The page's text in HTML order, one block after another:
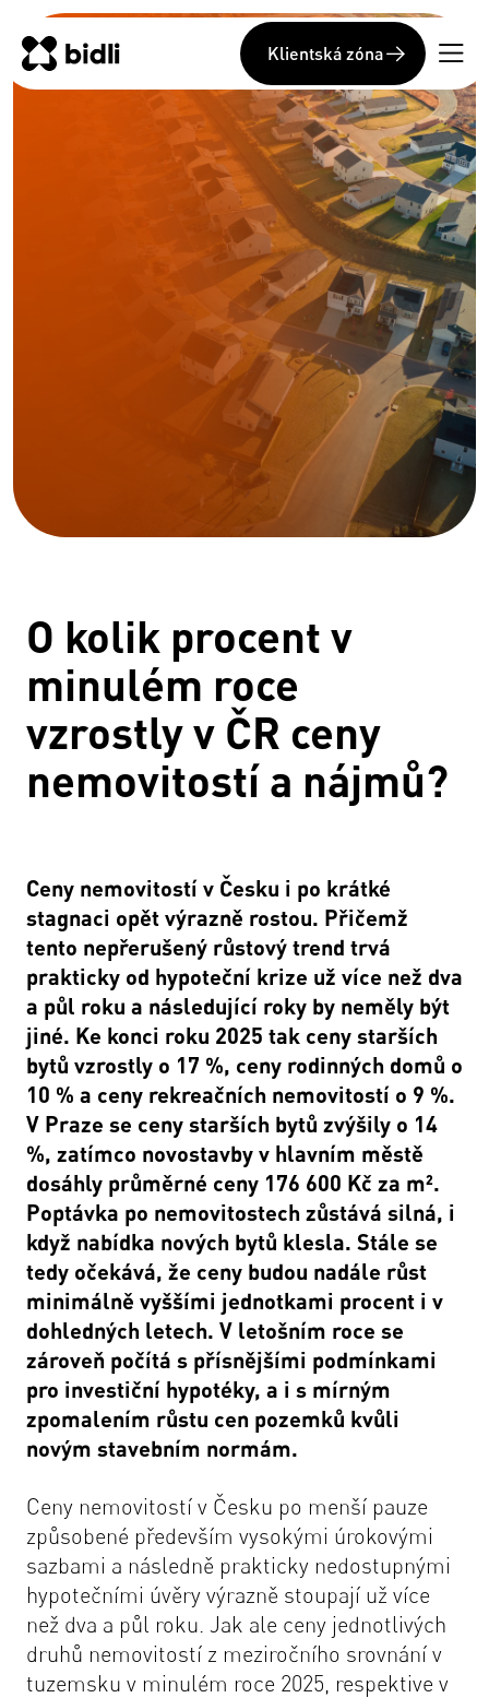
Klientská zóna
O kolik procent v
minulém roce
vzrostly v ČR ceny
nemovitostí a nájmů?
Ceny nemovitostí v Česku i po krátké
stagnaci opět výrazně rostou. Přičemž
tento nepřerušený růstový trend trvá
prakticky od hypoteční krize už více než dva
a půl roku a následující roky by neměly být
jiné. Ke konci roku 2025 tak ceny starších
bytů vzrostly o 17 %, ceny rodinných domů o
10 % a ceny rekreačních nemovitostí o 9 %.
V Praze se ceny starších bytů zvýšily o 14
%, zatímco novostavby v hlavním městě
dosáhly průměrné ceny 176 600 Kč za m².
Poptávka po nemovitostech zůstává silná, i
když nabídka nových bytů klesla. Stále se
tedy očekává, že ceny budou nadále růst
minimálně vyššími jednotkami procent i v
dohledných letech. V letošním roce se
zároveň počítá s přísnějšími podmínkami
pro investiční hypotéky, a i s mírným
zpomalením růstu cen pozemků kvůli
novým stavebním normám.
Ceny nemovitostí v Česku po menší pauze
způsobené především vysokými úrokovými
sazbami a následně prakticky nedostupnými
hypotečními úvěry výrazně stoupají už více
než dva a půl roku. Jak ale ceny jednotlivých
druhů nemovitostí z meziročního srovnání v
tuzemsku v minulém roce 2025, respektive v